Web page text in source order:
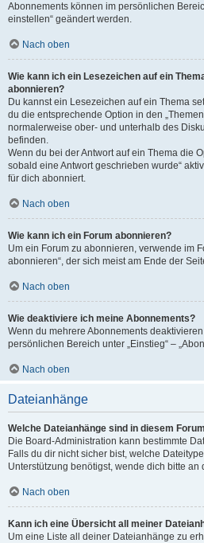
Abonnements können im persönlichen
einstellen“ geändert werden.
Nach oben
Wie kann ich ein Lesezeichen auf ein
abonnieren?
Du kannst ein Lesezeichen auf ein Thema
du die entsprechende Option in den
normalerweise ober- und unterhalb des
befinden.
Wenn du bei der Antwort auf ein Thema die
sobald eine Antwort geschrieben wurde“
für dich abonniert.
Nach oben
Wie kann ich ein Forum abonnieren?
Um ein Forum zu abonnieren, verwende im
abonnieren“, der sich meist am Ende der
Nach oben
Wie deaktiviere ich meine Abonnements?
Wenn du mehrere Abonnements
persönlichen Bereich unter „Einstieg“ –
Nach oben
Dateianhänge
Welche Dateianhänge sind in diesem
Die Board-Administration kann bestimmte
Falls du dir nicht sicher bist, welche
Unterstützung benötigst, wende dich bitte an
Nach oben
Kann ich eine Übersicht all meiner
Um eine Liste all deiner Dateianhänge zu